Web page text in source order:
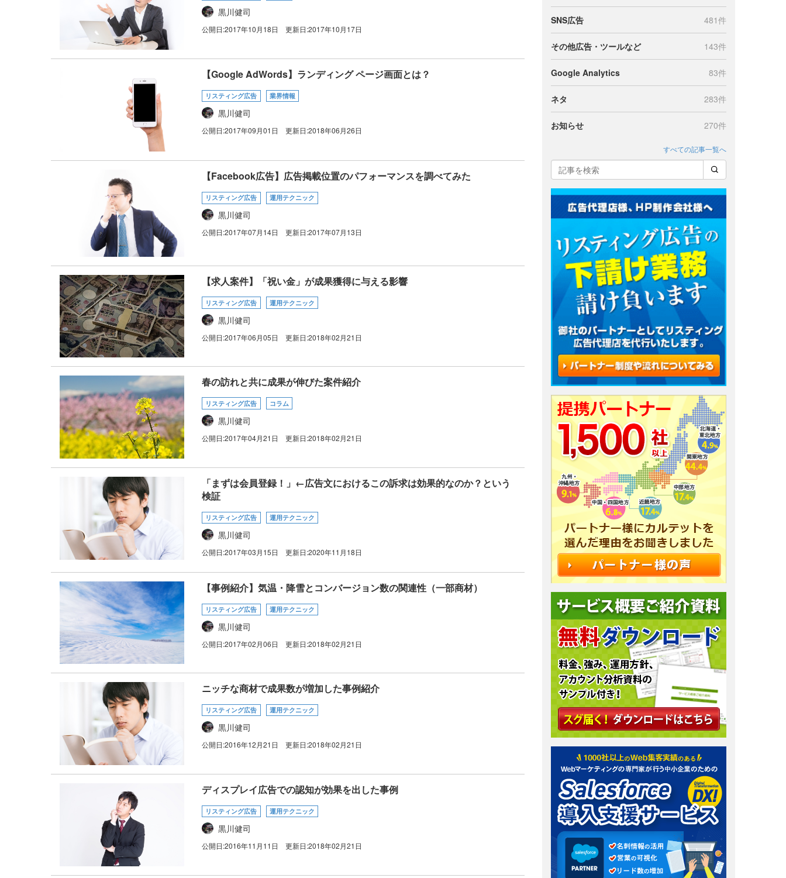
黒川健司
公開日:2017年10月18日 更新日:2017年10月17日
【Google AdWords】ランディング ページ画面とは？
リスティング広告 業界情報
黒川健司
公開日:2017年09月01日 更新日:2018年06月26日
【Facebook広告】広告掲載位置のパフォーマンスを調べてみた
リスティング広告 運用テクニック
黒川健司
公開日:2017年07月14日 更新日:2017年07月13日
【求人案件】「祝い金」が成果獲得に与える影響
リスティング広告 運用テクニック
黒川健司
公開日:2017年06月05日 更新日:2018年02月21日
春の訪れと共に成果が伸びた案件紹介
リスティング広告 コラム
黒川健司
公開日:2017年04月21日 更新日:2018年02月21日
「まずは会員登録！」←広告文におけるこの訴求は効果的なのか？という
検証
リスティング広告 運用テクニック
黒川健司
公開日:2017年03月15日 更新日:2020年11月18日
【事例紹介】気温・降雪とコンバージョン数の関連性（一部商材）
リスティング広告 運用テクニック
黒川健司
公開日:2017年02月06日 更新日:2018年02月21日
ニッチな商材で成果数が増加した事例紹介
リスティング広告 運用テクニック
黒川健司
公開日:2016年12月21日 更新日:2018年02月21日
ディスプレイ広告での認知が効果を出した事例
リスティング広告 運用テクニック
黒川健司
公開日:2016年11月11日 更新日:2018年02月21日
SNS広告 481件
その他広告・ツールなど 143件
Google Analytics 83件
ネタ 283件
お知らせ 270件
すべての記事一覧へ